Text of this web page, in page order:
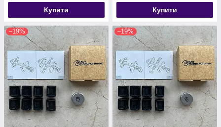
Купити Купити
–19% –19%